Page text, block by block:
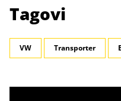
Tagovi
VW Transporter